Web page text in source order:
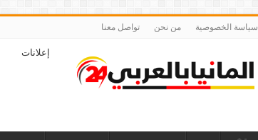
سياسة الخصوصية من نحن تواصل معنا
إعلانات